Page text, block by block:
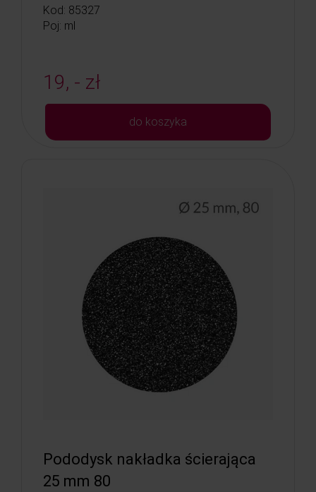
Kod: 85327
Poj: ml
19, - zł
do koszyka
Pododysk nakładka ścierająca
25 mm 80